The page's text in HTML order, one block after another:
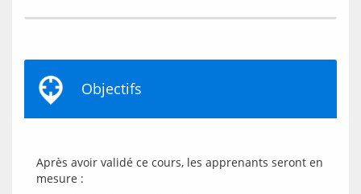
Objectifs
Après avoir validé ce cours, les apprenants seront en